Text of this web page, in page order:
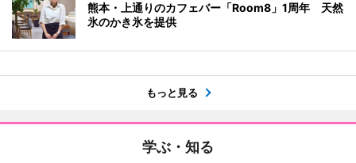
熊本・上通りのカフェバー「Room8」1周年 天然
氷のかき氷を提供
もっと見る
学ぶ・知る